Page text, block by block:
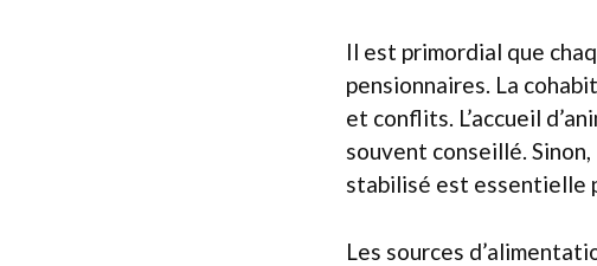
Il est primordial que
pensionnaires. La
et conflits. L’accueil
souvent conseillé.
stabilisé est essentielle
Les sources